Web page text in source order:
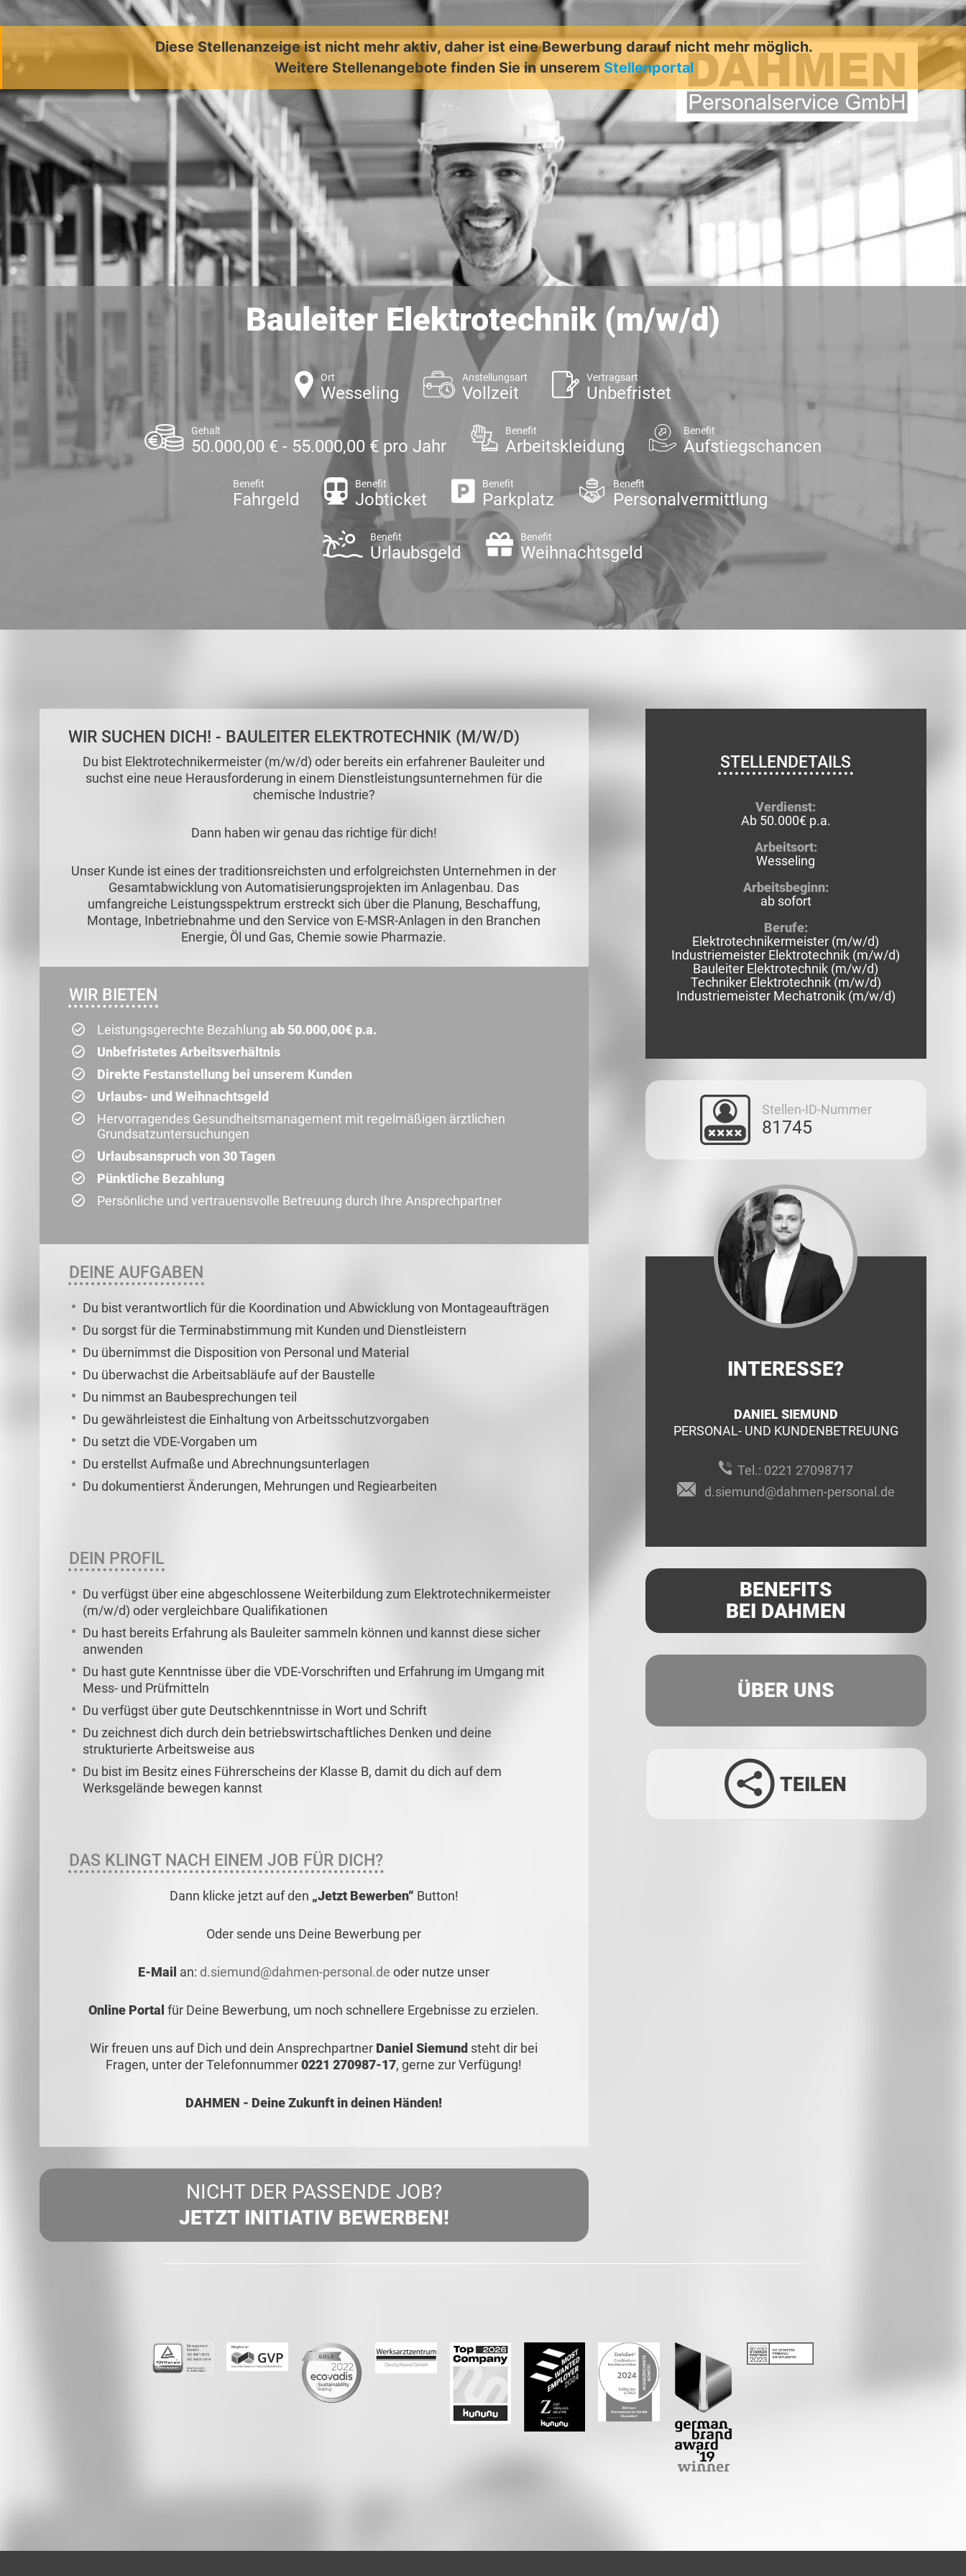
Diese Stellenanzeige ist nicht mehr aktiv, daher ist eine Bewerbung darauf nicht mehr möglich.
Weitere Stellenangebote finden Sie in unserem Stellenportal
Bauleiter Elektrotechnik (m/w/d)
Ort
Wesseling
Anstellungsart
Vollzeit
Vertragsart
Unbefristet
Gehalt
50.000,00 € - 55.000,00 € pro Jahr
Benefit
Arbeitskleidung
Benefit
Aufstiegschancen
Benefit
Fahrgeld
Benefit
Jobticket
Benefit
Parkplatz
Benefit
Personalvermittlung
Benefit
Urlaubsgeld
Benefit
Weihnachtsgeld
WIR SUCHEN DICH! - BAULEITER ELEKTROTECHNIK (M/W/D)
Du bist Elektrotechnikermeister (m/w/d) oder bereits ein erfahrener Bauleiter und
suchst eine neue Herausforderung in einem Dienstleistungsunternehmen für die
chemische Industrie?
Dann haben wir genau das richtige für dich!
Unser Kunde ist eines der traditionsreichsten und erfolgreichsten Unternehmen in der
Gesamtabwicklung von Automatisierungsprojekten im Anlagenbau. Das
umfangreiche Leistungsspektrum erstreckt sich über die Planung, Beschaffung,
Montage, Inbetriebnahme und den Service von E-MSR-Anlagen in den Branchen
Energie, Öl und Gas, Chemie sowie Pharmazie.
WIR BIETEN
Leistungsgerechte Bezahlung ab 50.000,00€ p.a.
Unbefristetes Arbeitsverhältnis
Direkte Festanstellung bei unserem Kunden
Urlaubs- und Weihnachtsgeld
Hervorragendes Gesundheitsmanagement mit regelmäßigen ärztlichen
Grundsatzuntersuchungen
Urlaubsanspruch von 30 Tagen
Pünktliche Bezahlung
Persönliche und vertrauensvolle Betreuung durch Ihre Ansprechpartner
DEINE AUFGABEN
Du bist verantwortlich für die Koordination und Abwicklung von Montageaufträgen
Du sorgst für die Terminabstimmung mit Kunden und Dienstleistern
Du übernimmst die Disposition von Personal und Material
Du überwachst die Arbeitsabläufe auf der Baustelle
Du nimmst an Baubesprechungen teil
Du gewährleistest die Einhaltung von Arbeitsschutzvorgaben
Du setzt die VDE-Vorgaben um
Du erstellst Aufmaße und Abrechnungsunterlagen
Du dokumentierst Änderungen, Mehrungen und Regiearbeiten
DEIN PROFIL
Du verfügst über eine abgeschlossene Weiterbildung zum Elektrotechnikermeister
(m/w/d) oder vergleichbare Qualifikationen
Du hast bereits Erfahrung als Bauleiter sammeln können und kannst diese sicher
anwenden
Du hast gute Kenntnisse über die VDE-Vorschriften und Erfahrung im Umgang mit
Mess- und Prüfmitteln
Du verfügst über gute Deutschkenntnisse in Wort und Schrift
Du zeichnest dich durch dein betriebswirtschaftliches Denken und deine
strukturierte Arbeitsweise aus
Du bist im Besitz eines Führerscheins der Klasse B, damit du dich auf dem
Werksgelände bewegen kannst
DAS KLINGT NACH EINEM JOB FÜR DICH?
Dann klicke jetzt auf den „Jetzt Bewerben“ Button!
Oder sende uns Deine Bewerbung per
E-Mail an: d.siemund@dahmen-personal.de oder nutze unser
Online Portal für Deine Bewerbung, um noch schnellere Ergebnisse zu erzielen.
Wir freuen uns auf Dich und dein Ansprechpartner Daniel Siemund steht dir bei
Fragen, unter der Telefonnummer0221 270987-17, gerne zur Verfügung!
DAHMEN - Deine Zukunft in deinen Händen!
NICHT DER PASSENDE JOB?
JETZT INITIATIV BEWERBEN!
STELLENDETAILS
Verdienst:
Ab 50.000€ p.a.
Arbeitsort:
Wesseling
Arbeitsbeginn:
ab sofort
Berufe:
Elektrotechnikermeister (m/w/d)
Industriemeister Elektrotechnik (m/w/d)
Bauleiter Elektrotechnik (m/w/d)
Techniker Elektrotechnik (m/w/d)
Industriemeister Mechatronik (m/w/d)
Stellen-ID-Nummer
81745
INTERESSE?
DANIEL SIEMUND
PERSONAL- UND KUNDENBETREUUNG
Tel.: 0221 27098717
d.siemund@dahmen-personal.de
BENEFITS
BEI DAHMEN
ÜBER UNS
TEILEN